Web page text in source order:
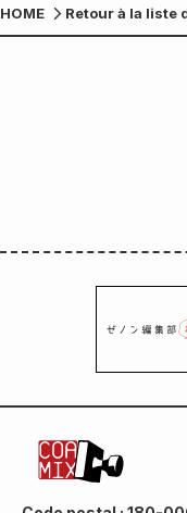
HOME Retour à la liste